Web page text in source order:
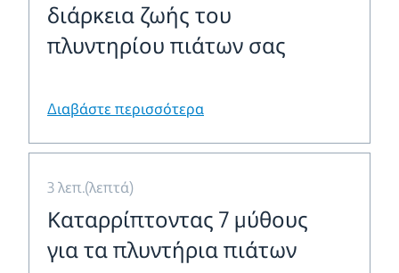
διάρκεια ζωής του
πλυντηρίου πιάτων σας
Διαβάστε περισσότερα
3 λεπ.(λεπτά)
Καταρρίπτοντας 7 μύθους
για τα πλυντήρια πιάτων